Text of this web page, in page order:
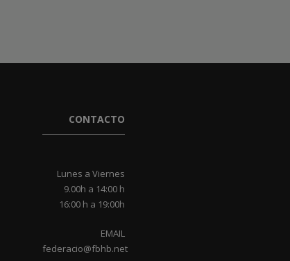
CONTACTO
Lunes a Viernes
9.00h a 14:00 h
16:00 h a 19:00h
EMAIL
federacio@fbhb.net